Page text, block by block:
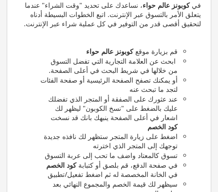
في كوبونز عالم حواء، نساعدك على تحديد "وقت الشراء" عندما
يتعلق الأمر بالتسوق عبر الإنترنت. اتبع الخطوات البسيطة أدناه
لتحقيق أقصى قدر من التوفير في كل عملية شراء عبر الإنترنت.
قم بزيارة موقعكوبونز عالم حواء
ابحث عن العلامة التجارية التي تفضل التسوق
من خلالها في شريط البحث في أعلى الصفحة.
أو يمكنك تصفح الصفحة الرئيسية أو صفحة الفئات
لتجد ما تبحث عنه
عند عثورك على الصفقة أو المتجر الذي تفضلك
عليك بالضغط على "نسخ الكوبون" ليظهر لك
اشعار في أعلى الصفحة ينبهك بانك قد نسخت
كود الخصم
اضغط على زيارة المتجر ستظهر لك نافذه جديدة
توجهك إلى المتجر الذي اخترته
تسوق كالمعتاد واضف ما تحب إلى عربة التسوق
في صفحة الدفع، قم بلصق أو كتبابةكود الخصم
في الخانة المخصصة له ثم اضغط تفعيل/تطبيق
سيظهر لك قيمة الخصم والمجموع النهائي بعد